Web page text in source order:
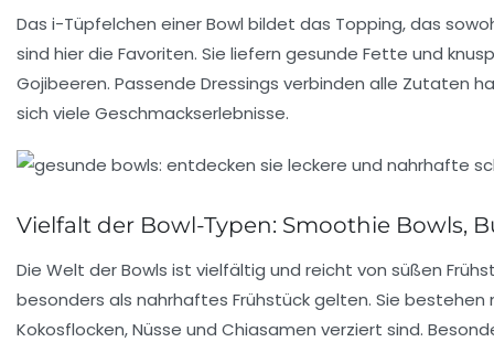
Das i-Tüpfelchen einer Bowl bildet das Topping, das
sind hier die Favoriten. Sie liefern gesunde Fette und
Gojibeeren. Passende Dressings verbinden alle Zutaten
sich viele Geschmackserlebnisse.
Vielfalt der Bowl-Typen: Smoothie Bowls,
Die Welt der Bowls ist vielfältig und reicht von süßen
besonders als nahrhaftes Frühstück gelten. Sie
Kokosflocken, Nüsse und Chiasamen verziert sind.